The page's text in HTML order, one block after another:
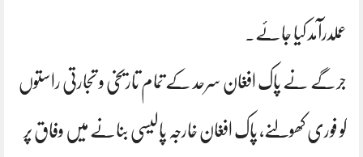
عملدرآمد کیا جائے۔
جرگے نے پاک افغان سرحد کے تمام تاریخی و تجارتی راستوں
کو فوری کھولنے، پاک افغان خارجہ پالیسی بنانے میں وفاق پر